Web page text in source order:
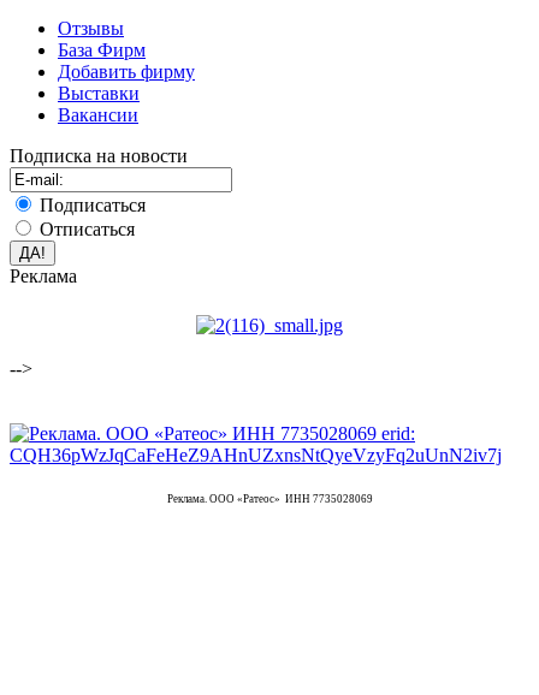
Отзывы
База Фирм
Добавить фирму
Выставки
Вакансии
Подписка на новости
Подписаться
Отписаться
Реклама
-->
Реклама. ООО «Ратеос» ИНН 7735028069